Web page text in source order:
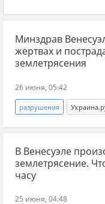
Минздрав
жертвах и
землетрясения
26 июня, 05:42
разрушения
Венесуэла
Минздрав Мир без
В Венесуэле
землетрясение.
часу
25 июня, 04:48